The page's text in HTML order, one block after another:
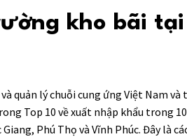
kho bãi tại
quản lý chuỗi cung ứng Việt Nam
Top 10 về xuất nhập khẩu trong
Phú Thọ và Vĩnh Phúc. Đây là